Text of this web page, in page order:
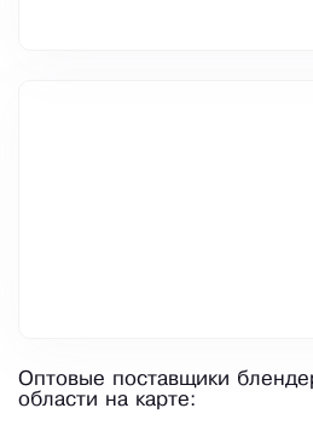
Оптовые поставщики
области на карте: